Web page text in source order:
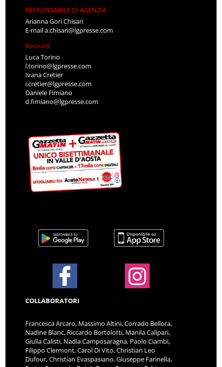
RESPONSABILE DI AGENZIA
Arianna Gori Chisari
E-maila.chisari@lgpresse.com
Account
Luca Torino
l.torino@lgpresse.com
Ivana Cretier
i.cretier@lgpresse.com
Daniele Fimiano
d.fimiano@lgpresse.com
COLLABORATORI
Francesca Arcaro, Massimo Altini, Corrado Bellora,
Nadine Blanc, Riccardo Bortolotti, Manila Calipari,
Giulia Calisti, Nadia Camposaragna, Paolo Ciambi,
Filippo Clermont, Carol Di Vito, Christian Leo
Dufour, Christian Evaspasiano, Giuseppe Farinella,